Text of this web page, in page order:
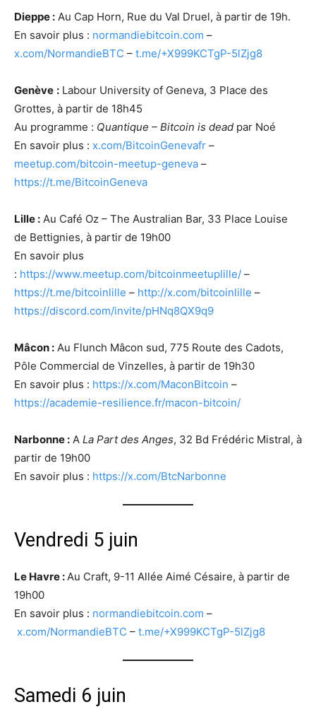
Dieppe : Au Cap Horn, Rue du Val Druel, à partir de 19h.
En savoir plus : normandiebitcoin.com –
x.com/NormandieBTC – t.me/+X999KCTgP-5lZjg8
Genève : Labour University of Geneva, 3 Place des
Grottes, à partir de 18h45
Au programme : Quantique – Bitcoin is dead par Noé
En savoir plus : x.com/BitcoinGenevafr –
meetup.com/bitcoin-meetup-geneva –
https://t.me/BitcoinGeneva
Lille : Au Café Oz – The Australian Bar, 33 Place Louise
de Bettignies, à partir de 19h00
En savoir plus
: https://www.meetup.com/bitcoinmeetuplille/ –
https://t.me/bitcoinlille – http://x.com/bitcoinlille –
https://discord.com/invite/pHNq8QX9q9
Mâcon : Au Flunch Mâcon sud, 775 Route des Cadots,
Pôle Commercial de Vinzelles, à partir de 19h30
En savoir plus : https://x.com/MaconBitcoin –
https://academie-resilience.fr/macon-bitcoin/
Narbonne : A La Part des Anges, 32 Bd Frédéric Mistral, à
partir de 19h00
En savoir plus : https://x.com/BtcNarbonne
Vendredi 5 juin
Le Havre :Au Craft, 9-11 Allée Aimé Césaire, à partir de
19h00
En savoir plus : normandiebitcoin.com –
x.com/NormandieBTC – t.me/+X999KCTgP-5lZjg8
Samedi 6 juin